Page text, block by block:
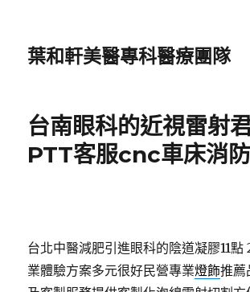
葉和軒美醫專科醫療團隊
台南眼科的近視雷射
PTT客服cnc車床消
台北中醫減肥引進眼科的陰道凝膠11點
業體驗方案多元很好民營專業燈飾推薦